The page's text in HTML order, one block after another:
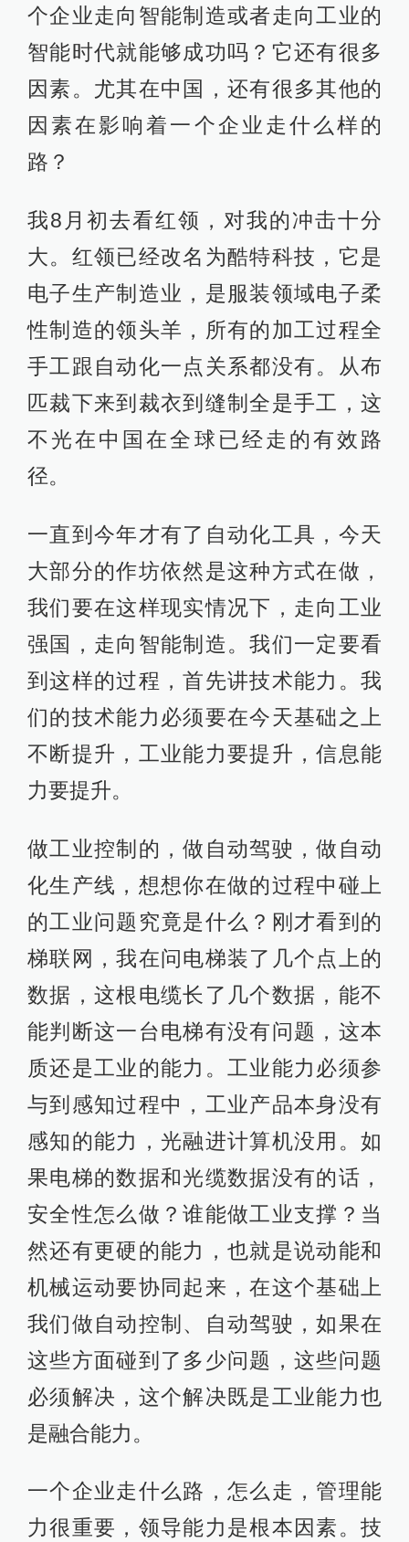
个企业走向智能制造或者走向工业的
智能时代就能够成功吗？它还有很多
因素。尤其在中国，还有很多其他的
因素在影响着一个企业走什么样的
路？
我8月初去看红领，对我的冲击十分
大。红领已经改名为酷特科技，它是
电子生产制造业，是服装领域电子柔
性制造的领头羊，所有的加工过程全
手工跟自动化一点关系都没有。从布
匹裁下来到裁衣到缝制全是手工，这
不光在中国在全球已经走的有效路
径。
一直到今年才有了自动化工具，今天
大部分的作坊依然是这种方式在做，
我们要在这样现实情况下，走向工业
强国，走向智能制造。我们一定要看
到这样的过程，首先讲技术能力。我
们的技术能力必须要在今天基础之上
不断提升，工业能力要提升，信息能
力要提升。
做工业控制的，做自动驾驶，做自动
化生产线，想想你在做的过程中碰上
的工业问题究竟是什么？刚才看到的
梯联网，我在问电梯装了几个点上的
数据，这根电缆长了几个数据，能不
能判断这一台电梯有没有问题，这本
质还是工业的能力。工业能力必须参
与到感知过程中，工业产品本身没有
感知的能力，光融进计算机没用。如
果电梯的数据和光缆数据没有的话，
安全性怎么做？谁能做工业支撑？当
然还有更硬的能力，也就是说动能和
机械运动要协同起来，在这个基础上
我们做自动控制、自动驾驶，如果在
这些方面碰到了多少问题，这些问题
必须解决，这个解决既是工业能力也
是融合能力。
一个企业走什么路，怎么走，管理能
力很重要，领导能力是根本因素。技